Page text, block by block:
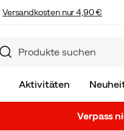
Versandkosten nur 4,90 €
Aktivitäten
Verpass